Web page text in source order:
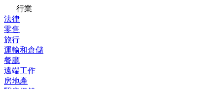
行業
法律
零售
旅行
運輸和倉儲
餐廳
遠端工作
房地產